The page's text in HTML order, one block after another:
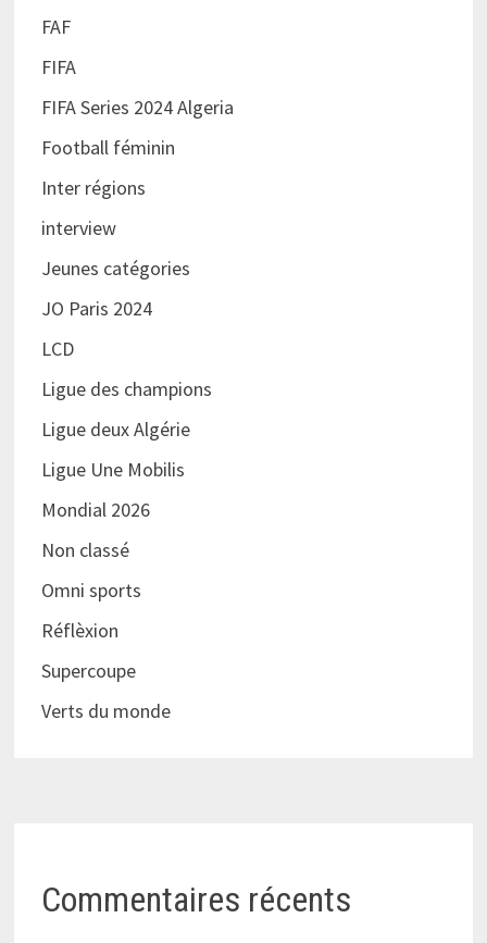
FAF
FIFA
FIFA Series 2024 Algeria
Football féminin
Inter régions
interview
Jeunes catégories
JO Paris 2024
LCD
Ligue des champions
Ligue deux Algérie
Ligue Une Mobilis
Mondial 2026
Non classé
Omni sports
Réflèxion
Supercoupe
Verts du monde
Commentaires récents